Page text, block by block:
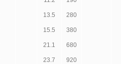
13.5 280
15.5 380
21.1 680
23.7 920